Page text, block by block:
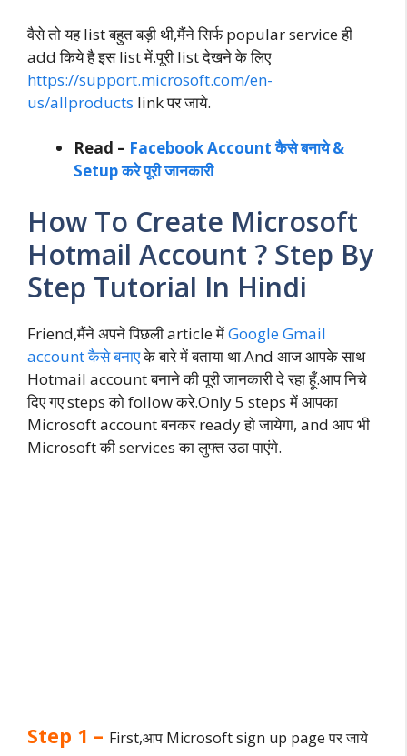
वैसे तो यह list बहुत बड़ी थी,मैंने सिर्फ popular service ही
add किये है इस list में.पूरी list देखने के लिए
https://support.microsoft.com/en-
us/allproducts link पर जाये.
Read – Facebook Account कैसे बनाये &
Setup करे पूरी जानकारी
How To Create Microsoft
Hotmail Account ? Step By
Step Tutorial In Hindi
Friend,मैंने अपने पिछली article मेंGoogle Gmail
account कैसे बनाएके बारे में बताया था.And आज आपके साथ
Hotmail account बनाने की पूरी जानकारी दे रहा हूँ.आप निचे
दिए गए steps को follow करे.Only 5 steps में आपका
Microsoft account बनकर ready हो जायेगा, and आप भी
Microsoft की services का लुफ्त उठा पाएंगे.
Step 1 – First,आप Microsoft sign up page पर जाये